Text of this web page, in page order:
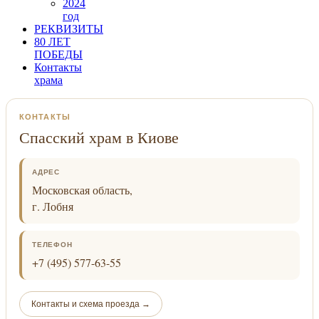
2024
год
РЕКВИЗИТЫ
80 ЛЕТ
ПОБЕДЫ
Контакты
храма
КОНТАКТЫ
Спасский храм в Киове
АДРЕС
Московская область,
г. Лобня
ТЕЛЕФОН
+7 (495) 577-63-55
Контакты и схема проезда →